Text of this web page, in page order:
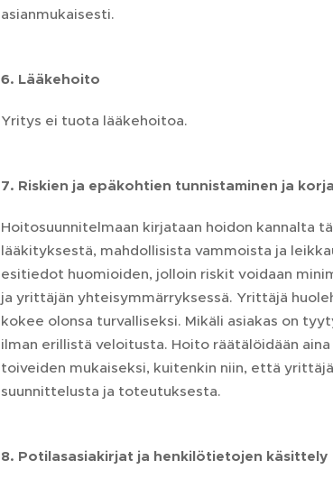
asianmukaisesti.
6. Lääkehoito
Yritys ei tuota lääkehoitoa.
7. Riskien ja epäkohtien tunnistaminen ja
Hoitosuunnitelmaan kirjataan hoidon kannalta
lääkityksestä, mahdollisista vammoista ja
esitiedot huomioiden, jolloin riskit voidaan
ja yrittäjän yhteisymmärryksessä. Yrittäjä
kokee olonsa turvalliseksi. Mikäli asiakas on
ilman erillistä veloitusta. Hoito räätälöidään
toiveiden mukaiseksi, kuitenkin niin, että
suunnittelusta ja toteutuksesta.
8. Potilasasiakirjat ja henkilötietojen käsittely